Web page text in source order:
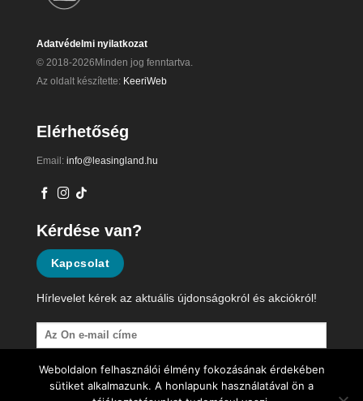
Adatvédelmi nyilatkozat
© 2018-2026Minden jog fenntartva.
Az oldalt készítette: KeeriWeb
Elérhetőség
Email: info@leasingland.hu
Kérdése van?
Kapcsolat
Hírlevelet kérek az aktuális újdonságokról és akciókról!
Weboldalon felhasználói élmény fokozásának érdekében
sütiket alkalmazunk. A honlapunk használatával ön a